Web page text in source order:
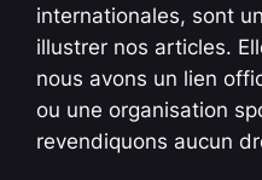
internationales, sont
illustrer nos articles.
nous avons un lien
ou une organisation
revendiquons aucun